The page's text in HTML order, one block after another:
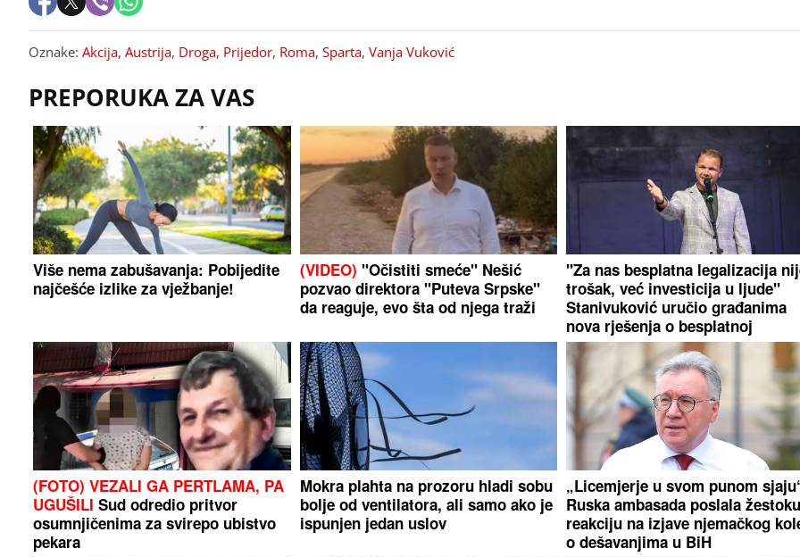
Oznake: Akcija, Austrija, Droga, Prijedor, Roma, Sparta, Vanja Vuković
PREPORUKA ZA VAS
Više nema zabušavanja: Pobijedite
najčešće izlike za vježbanje!
(VIDEO) "Očistiti smeće" Nešić
pozvao direktora "Puteva Srpske"
da reaguje, evo šta od njega traži
"Za nas besplatna legalizacija
trošak, već investicija u ljude"
Stanivuković uručio građanima
nova rješenja o besplatnoj
legalizaciji
(FOTO) VEZALI GA PERTLAMA, PA
UGUŠILI Sud odredio pritvor
osumnjičenima za svirepo ubistvo
pekara
Mokra plahta na prozoru hladi sobu
bolje od ventilatora, ali samo ako je
ispunjen jedan uslov
„Licemjerje u svom punom
Ruska ambasada poslala
reakciju na izjave njemačkog
o dešavanjima u BiH